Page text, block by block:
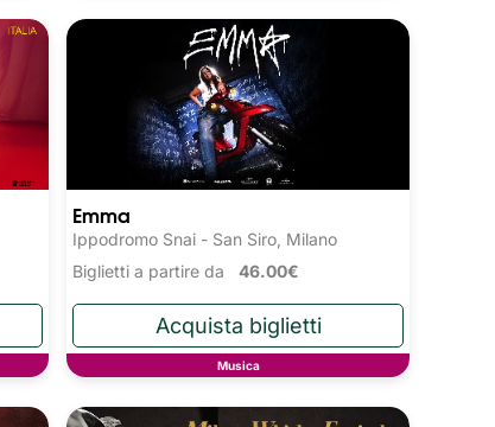
Emma
Ippodromo Snai - San Siro, Milano
Biglietti a partire da46.00€
Musica